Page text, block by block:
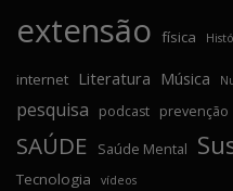
extensão física
internet Literatura Música
pesquisa podcast prevenção
SAÚDE Saúde Mental
Tecnologia vídeos